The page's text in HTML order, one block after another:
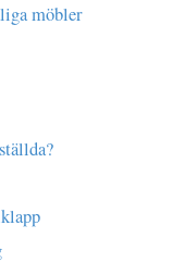
möbler